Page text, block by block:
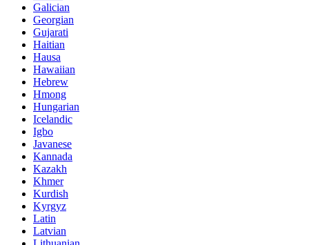
Galician
Georgian
Gujarati
Haitian
Hausa
Hawaiian
Hebrew
Hmong
Hungarian
Icelandic
Igbo
Javanese
Kannada
Kazakh
Khmer
Kurdish
Kyrgyz
Latin
Latvian